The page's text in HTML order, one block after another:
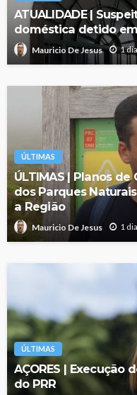
ATUALIDADE |
doméstica detido
Mauricio De Jesus 1
ÚLTIMAS
ÚLTIMAS | Planos
dos Parques
a Região
Mauricio De Jesus 1
ÚLTIMAS
AÇORES | Execução
do PRR